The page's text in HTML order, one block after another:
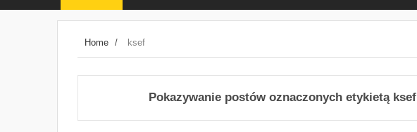
Home / ksef
Pokazywanie postów oznaczonych etykietą ksef